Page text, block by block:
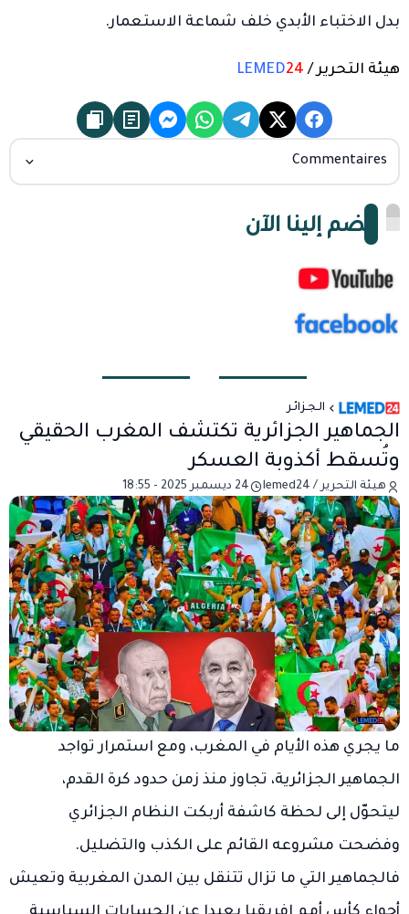
بدل الاختباء الأبدي خلف شماعة الاستعمار.
هيئة التحرير / LEMED24
Commentaires
انضم إلينا الآن
الـجـزائـر
الجماهير الجزائرية تكتشف المغرب الحقيقي
وتُسقط أكذوبة العسكر
هيئة التحرير / lemed24 24 ديسمبر 2025 - 18:55
ما يجري هذه الأيام في المغرب، ومع استمرار تواجد
الجماهير الجزائرية، تجاوز منذ زمن حدود كرة القدم،
ليتحوّل إلى لحظة كاشفة أربكت النظام الجزائري
وفضحت مشروعه القائم على الكذب والتضليل.
فالجماهير التي ما تزال تتنقل بين المدن المغربية وتعيش